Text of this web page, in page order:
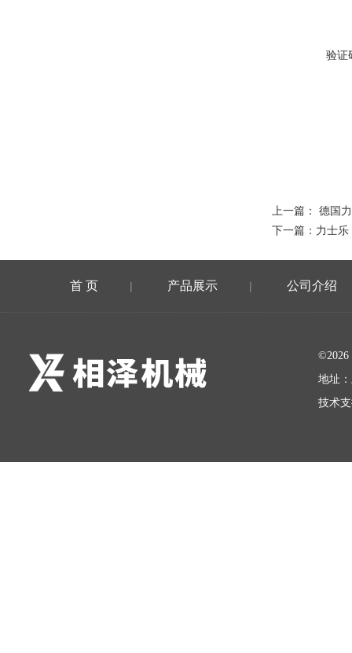
验证
上一篇： 德国
下一篇： 力士
首 页 | 产品展示 | 公司介绍
地址
技术